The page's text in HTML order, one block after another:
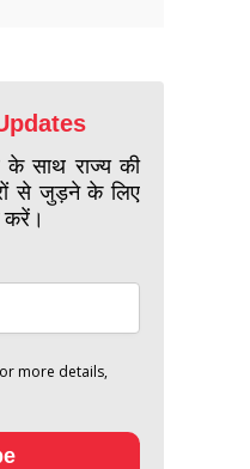
साथ राज्य की
से जुड़ने के लिए
more details,